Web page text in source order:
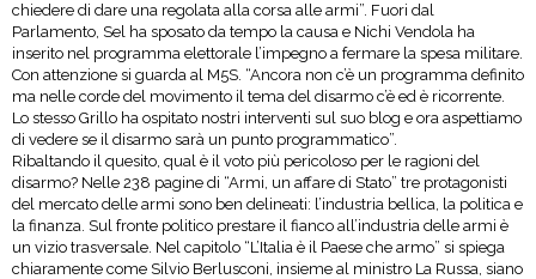
chiedere di dare una regolata alla corsa alle armi”. Fuori dal
Parlamento, Sel ha sposato da tempo la causa e Nichi Vendola ha
inserito nel programma elettorale l’impegno a fermare la spesa militare.
Con attenzione si guarda al M5S. “Ancora non c’è un programma definito
ma nelle corde del movimento il tema del disarmo c’è ed è ricorrente.
Lo stesso Grillo ha ospitato nostri interventi sul suo blog e ora aspettiamo
di vedere se il disarmo sarà un punto programmatico”.
Ribaltando il quesito, qual è il voto più pericoloso per le ragioni del
disarmo? Nelle 238 pagine di “Armi, un affare di Stato” tre protagonisti
del mercato delle armi sono ben delineati: l’industria bellica, la politica e
la finanza. Sul fronte politico prestare il fianco all’industria delle armi è
un vizio trasversale. Nel capitolo “L’Italia è il Paese che armo” si spiega
chiaramente come Silvio Berlusconi, insieme al ministro La Russa, siano